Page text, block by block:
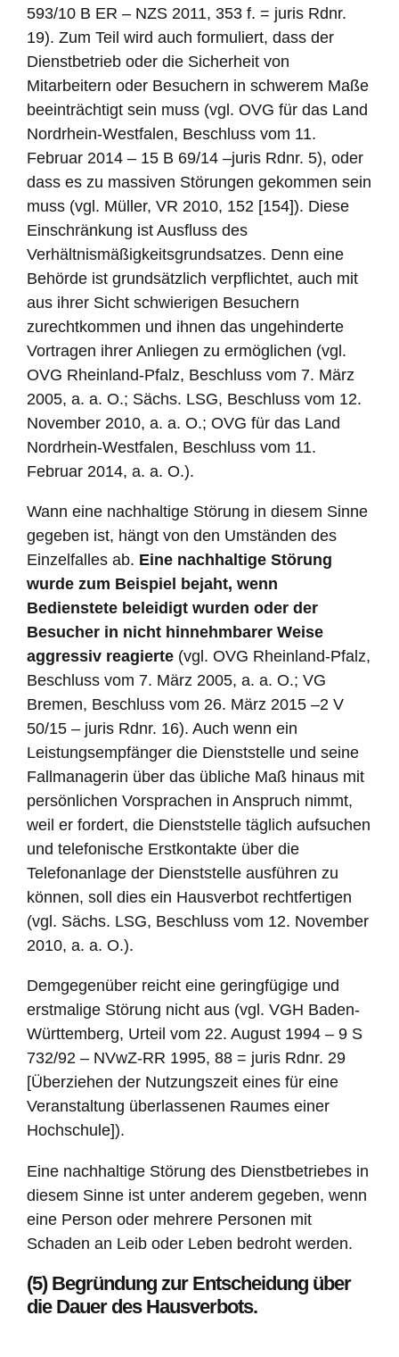
593/10 B ER – NZS 2011, 353 f. = juris Rdnr.
19). Zum Teil wird auch formuliert, dass der
Dienstbetrieb oder die Sicherheit von
Mitarbeitern oder Besuchern in schwerem Maße
beeinträchtigt sein muss (vgl. OVG für das Land
Nordrhein-Westfalen, Beschluss vom 11.
Februar 2014 – 15 B 69/14 –juris Rdnr. 5), oder
dass es zu massiven Störungen gekommen sein
muss (vgl. Müller, VR 2010, 152 [154]). Diese
Einschränkung ist Ausfluss des
Verhältnismäßigkeitsgrundsatzes. Denn eine
Behörde ist grundsätzlich verpflichtet, auch mit
aus ihrer Sicht schwierigen Besuchern
zurechtkommen und ihnen das ungehinderte
Vortragen ihrer Anliegen zu ermöglichen (vgl.
OVG Rheinland-Pfalz, Beschluss vom 7. März
2005, a. a. O.; Sächs. LSG, Beschluss vom 12.
November 2010, a. a. O.; OVG für das Land
Nordrhein-Westfalen, Beschluss vom 11.
Februar 2014, a. a. O.).
Wann eine nachhaltige Störung in diesem Sinne
gegeben ist, hängt von den Umständen des
Einzelfalles ab. Eine nachhaltige Störung
wurde zum Beispiel bejaht, wenn
Bedienstete beleidigt wurden oder der
Besucher in nicht hinnehmbarer Weise
aggressiv reagierte (vgl. OVG Rheinland-Pfalz,
Beschluss vom 7. März 2005, a. a. O.; VG
Bremen, Beschluss vom 26. März 2015 –2 V
50/15 – juris Rdnr. 16). Auch wenn ein
Leistungsempfänger die Dienststelle und seine
Fallmanagerin über das übliche Maß hinaus mit
persönlichen Vorsprachen in Anspruch nimmt,
weil er fordert, die Dienststelle täglich aufsuchen
und telefonische Erstkontakte über die
Telefonanlage der Dienststelle ausführen zu
können, soll dies ein Hausverbot rechtfertigen
(vgl. Sächs. LSG, Beschluss vom 12. November
2010, a. a. O.).
Demgegenüber reicht eine geringfügige und
erstmalige Störung nicht aus (vgl. VGH Baden-
Württemberg, Urteil vom 22. August 1994 – 9 S
732/92 – NVwZ-RR 1995, 88 = juris Rdnr. 29
[Überziehen der Nutzungszeit eines für eine
Veranstaltung überlassenen Raumes einer
Hochschule]).
Eine nachhaltige Störung des Dienstbetriebes in
diesem Sinne ist unter anderem gegeben, wenn
eine Person oder mehrere Personen mit
Schaden an Leib oder Leben bedroht werden.
(5) Begründung zur Entscheidung über
die Dauer des Hausverbots.